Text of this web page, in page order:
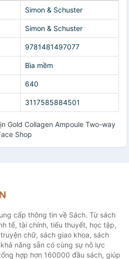
Simon & Schuster
Simon & Schuster
9781481497077
Bìa mềm
640
3117585884501
Gold Collagen Ampoule Two-way
Shop
cấp thông tin về Sách. Từ sách
tế, tài chính, tiểu thuyết, học tập,
chữ, sách giao khoa, sách
năng sẵn có cùng sự nỗ lực
hợp hơn 160000 đầu sách, giúp